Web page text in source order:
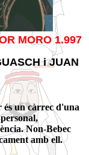
MORO 1.997
i JUAN
un càrrec d'una
Non-Bebec
amb ell.